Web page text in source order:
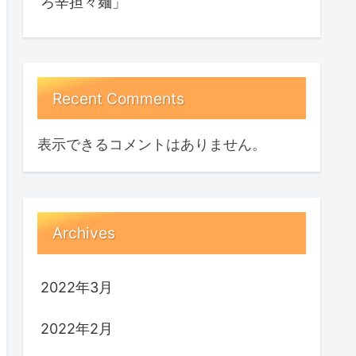
Recent Comments
表示できるコメントはありません。
Archives
2022年3月
2022年2月